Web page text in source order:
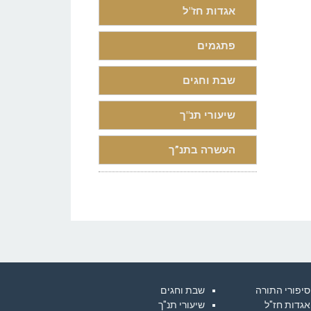
אגדות חז"ל
פתגמים
שבת וחגים
שיעורי תנ"ך
העשרה בתנ”ך
סיפורי התורה
אגדות חז"ל
שבת וחגים
שיעורי תנ"ך